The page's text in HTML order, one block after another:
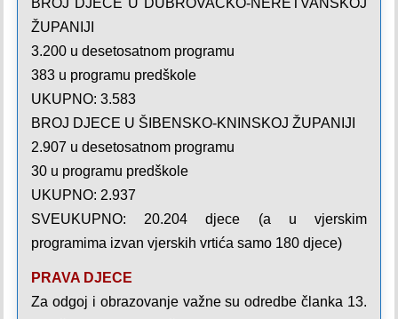
ŽUPANIJI
3.200 u desetosatnom programu
383 u programu predškole
UKUPNO: 3.583
BROJ DJECE U ŠIBENSKO-KNINSKOJ ŽUPANIJI
2.907 u desetosatnom programu
30 u programu predškole
UKUPNO: 2.937
SVEUKUPNO: 20.204 djece (a u vjerskim
programima izvan vjerskih vrtića samo 180 djece)
PRAVA DJECE
Za odgoj i obrazovanje važne su odredbe članka 13.